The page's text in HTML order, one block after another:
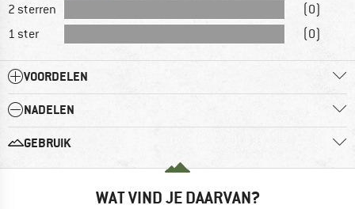
2 sterren
(0)
1 ster
(0)
VOORDELEN
NADELEN
GEBRUIK
WAT VIND JE DAARVAN?